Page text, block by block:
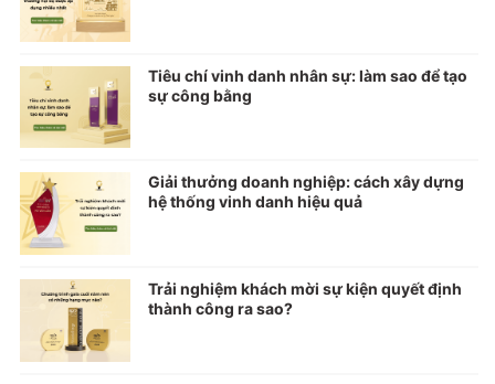
Tiêu chí vinh danh nhân sự: làm sao để tạo
sự công bằng
Giải thưởng doanh nghiệp: cách xây dựng
hệ thống vinh danh hiệu quả
Trải nghiệm khách mời sự kiện quyết định
thành công ra sao?